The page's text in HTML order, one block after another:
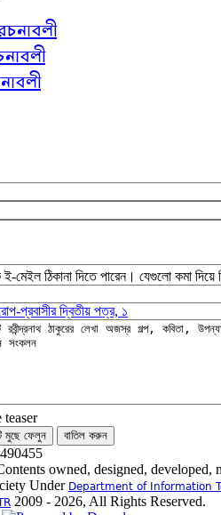
মেইল ঠিকানা দিতে পারেন। যেগুলো কমা
প্রবাসীর দ্বিতীয় পত্র, ১
teaser
owned, designed, developed,
Under Department of Information
2009 - 2026, All Rights Reserved.